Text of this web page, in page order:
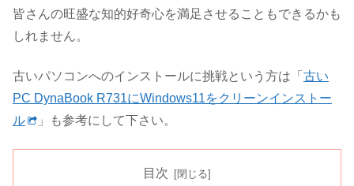
皆さんの旺盛な知的好奇心を満足させることもできるかも
しれません。
古いパソコンへのインストールに挑戦という方は「 古い
PC DynaBook R731にWindows11をクリーンインストー
ル
」も参考にして下さい。
目次